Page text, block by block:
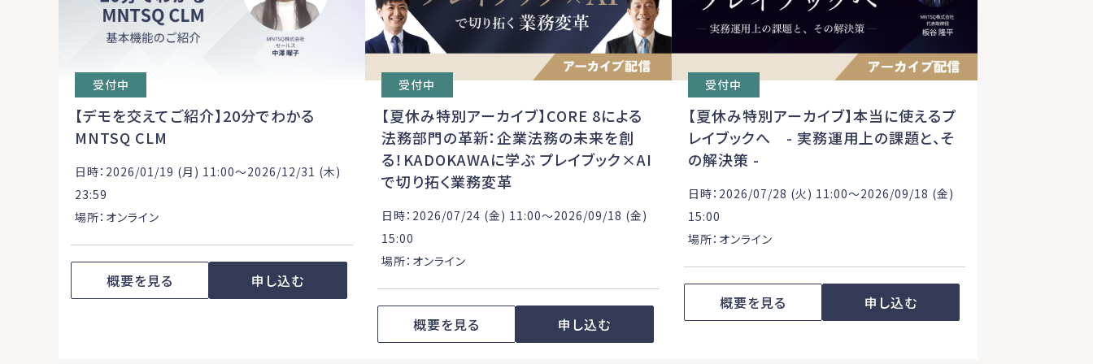
受付中
【デモを交えてご紹介】20分でわかる
MNTSQ CLM
日時：2026/01/19 (月) 11:00〜2026/12/31 (木)
23:59
場所：オンライン
概要を見る 申し込む
受付中
【夏休み特別アーカイブ】CORE 8による
法務部門の革新：企業法務の未来を創
る！KADOKAWAに学ぶ プレイブック×AI
で切り拓く業務変革
日時：2026/07/24 (金) 11:00〜2026/09/18 (金)
15:00
場所：オンライン
概要を見る 申し込む
受付中
【夏休み特別アーカイブ】本当に使えるプ
レイブックへ - 実務運用上の課題と、そ
の解決策 -
日時：2026/07/28 (火) 11:00〜2026/09/18 (金)
15:00
場所：オンライン
概要を見る 申し込む